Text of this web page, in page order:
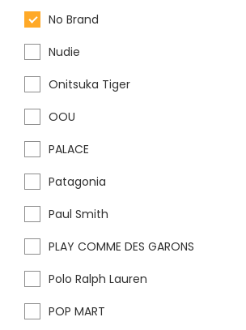
No Brand
Nudie
Onitsuka Tiger
OOU
PALACE
Patagonia
Paul Smith
PLAY COMME DES GARONS
Polo Ralph Lauren
POP MART